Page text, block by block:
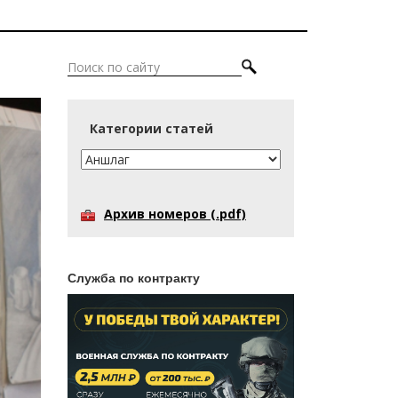
Категории статей
Архив номеров (.pdf)
Служба по контракту